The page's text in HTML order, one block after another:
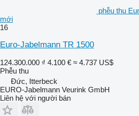
phễu thu
mới
16
Euro-Jabelmann TR 1500
124.300.000 ₫ 4.100 € ≈ 4.737 US$
Phễu thu
Đức, Itterbeck
EURO-Jabelmann Veurink GmbH
Liên hệ với người bán